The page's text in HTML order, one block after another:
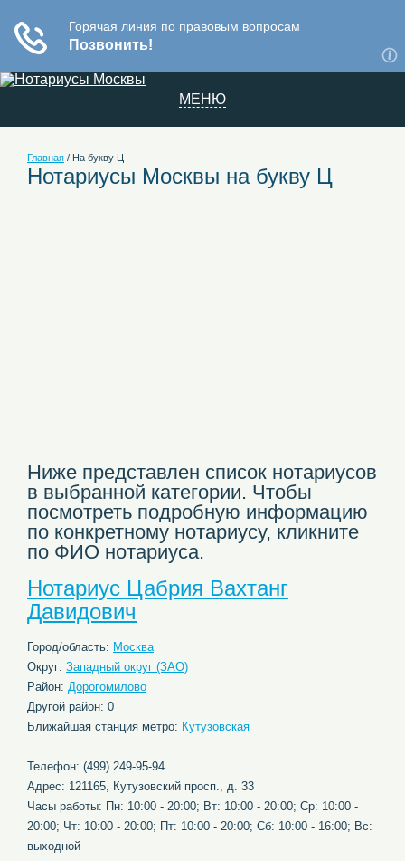
МЕНЮ
Главная / На букву Ц
Нотариусы Москвы на букву Ц
Ниже представлен список нотариусов
в выбранной категории. Чтобы
посмотреть подробную информацию
по конкретному нотариусу, кликните
по ФИО нотариуса.
Нотариус Цабрия Вахтанг
Давидович
Город/область: Москва
Округ: Западный округ (ЗАО)
Район: Дорогомилово
Другой район: 0
Ближайшая станция метро: Кутузовская
Телефон: (499) 249-95-94
Адрес: 121165, Кутузовский просп., д. 33
Часы работы: Пн: 10:00 - 20:00; Вт: 10:00 - 20:00; Ср: 10:00 -
20:00; Чт: 10:00 - 20:00; Пт: 10:00 - 20:00; Сб: 10:00 - 16:00; Вс:
выходной